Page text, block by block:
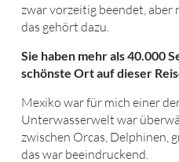
zwar vorzeitig beendet, aber
das gehört dazu.
Sie haben mehr als 40.000
schönste Ort auf dieser
Mexiko war für mich einer
Unterwasserwelt war
zwischen Orcas, Delphinen,
das war beeindruckend.